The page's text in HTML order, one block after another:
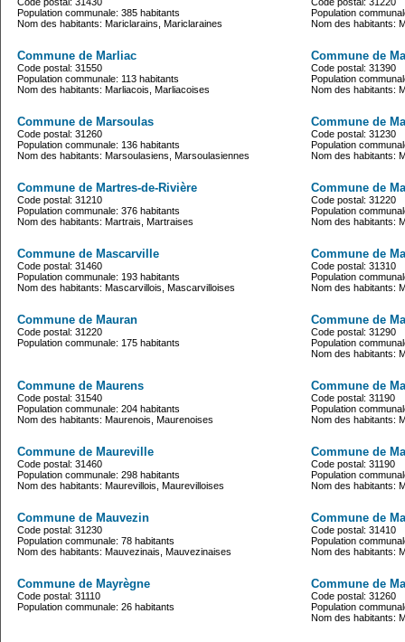
Population communale: 385 habitants
Nom des habitants: Mariclarains, Mariclaraines
Population
Nom des habitants:
Commune de Marliac
Code postal: 31550
Population communale: 113 habitants
Nom des habitants: Marliacois, Marliacoises
Commune de
Code postal: 31390
Population
Nom des habitants:
Commune de Marsoulas
Code postal: 31260
Population communale: 136 habitants
Nom des habitants: Marsoulasiens, Marsoulasiennes
Commune de
Code postal: 31230
Population
Nom des habitants:
Commune de Martres-de-Rivière
Code postal: 31210
Population communale: 376 habitants
Nom des habitants: Martrais, Martraises
Commune de
Code postal: 31220
Population
Nom des habitants:
Commune de Mascarville
Code postal: 31460
Population communale: 193 habitants
Nom des habitants: Mascarvillois, Mascarvilloises
Commune de
Code postal: 31310
Population
Nom des habitants:
Commune de Mauran
Code postal: 31220
Population communale: 175 habitants
Commune de
Code postal: 31290
Population
Nom des habitants:
Commune de Maurens
Code postal: 31540
Population communale: 204 habitants
Nom des habitants: Maurenois, Maurenoises
Commune de
Code postal: 31190
Population
Nom des habitants:
Commune de Maureville
Code postal: 31460
Population communale: 298 habitants
Nom des habitants: Maurevillois, Maurevilloises
Commune de
Code postal: 31190
Population
Nom des habitants:
Commune de Mauvezin
Code postal: 31230
Population communale: 78 habitants
Nom des habitants: Mauvezinais, Mauvezinaises
Commune de
Code postal: 31410
Population
Nom des habitants:
Commune de Mayrègne
Code postal: 31110
Population communale: 26 habitants
Commune de
Code postal: 31260
Population
Nom des habitants: